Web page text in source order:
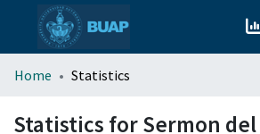
menu.section.about_menu
All of DSpace
Home Statistics
Statistics for Sermon del